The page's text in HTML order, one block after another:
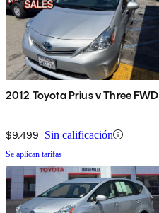
2012 Toyota Prius v Three FWD
$9,499 Sin calificación
Se aplican tarifas